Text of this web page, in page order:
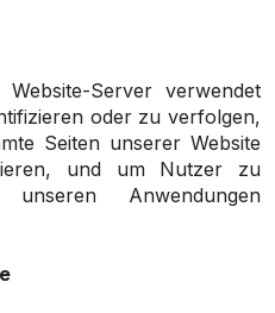
Server verwendet
oder zu verfolgen,
Seiten unserer Website
und um Nutzer zu
Anwendungen